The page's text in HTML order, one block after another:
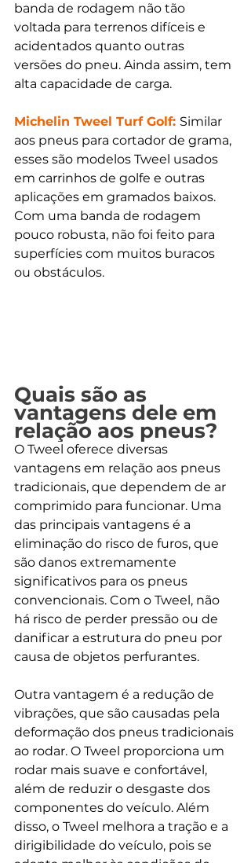
banda de rodagem não tão
voltada para terrenos difíceis e
acidentados quanto outras
versões do pneu. Ainda assim, tem
alta capacidade de carga.
Michelin Tweel Turf Golf: Similar
aos pneus para cortador de grama,
esses são modelos Tweel usados
em carrinhos de golfe e outras
aplicações em gramados baixos.
Com uma banda de rodagem
pouco robusta, não foi feito para
superfícies com muitos buracos
ou obstáculos.
Quais são as
vantagens dele em
relação aos pneus?
O Tweel oferece diversas
vantagens em relação aos pneus
tradicionais, que dependem de ar
comprimido para funcionar. Uma
das principais vantagens é a
eliminação do risco de furos, que
são danos extremamente
significativos para os pneus
convencionais. Com o Tweel, não
há risco de perder pressão ou de
danificar a estrutura do pneu por
causa de objetos perfurantes.
Outra vantagem é a redução de
vibrações, que são causadas pela
deformação dos pneus tradicionais
ao rodar. O Tweel proporciona um
rodar mais suave e confortável,
além de reduzir o desgaste dos
componentes do veículo. Além
disso, o Tweel melhora a tração e a
dirigibilidade do veículo, pois se